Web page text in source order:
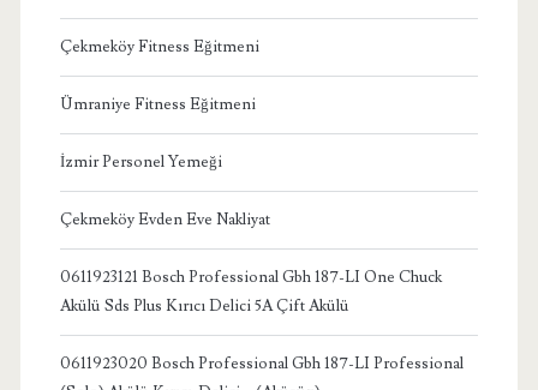
Çekmeköy Fitness Eğitmeni
Ümraniye Fitness Eğitmeni
İzmir Personel Yemeği
Çekmeköy Evden Eve Nakliyat
0611923121 Bosch Professional Gbh 187-LI One Chuck
Akülü Sds Plus Kırıcı Delici 5A Çift Akülü
0611923020 Bosch Professional Gbh 187-LI Professional